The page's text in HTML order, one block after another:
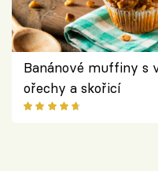
Banánové muffiny s
ořechy a skořicí